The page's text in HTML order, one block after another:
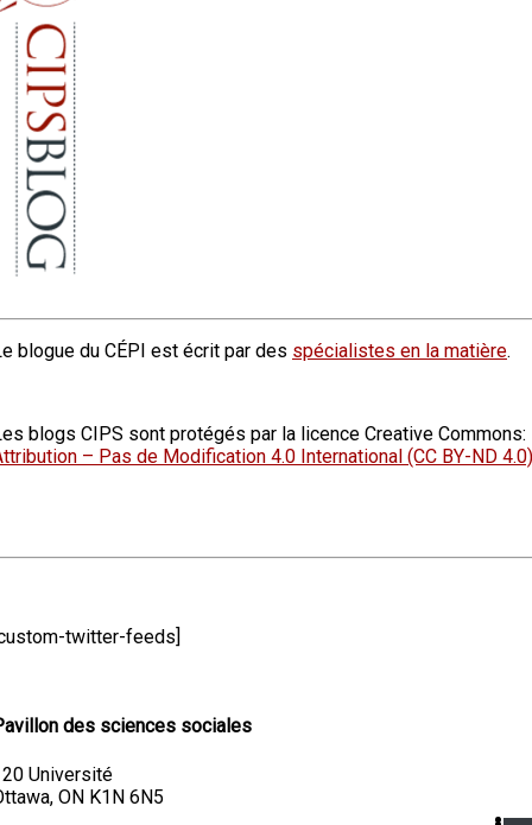
blogue du CÉPI est écrit par des spécialistes en la matière.
blogs CIPS sont protégés par la licence Creative Commons:
– Pas de Modification 4.0 International (CC BY-ND 4.0)
twitter-feeds]
des sciences sociales
Université
ON K1N 6N5